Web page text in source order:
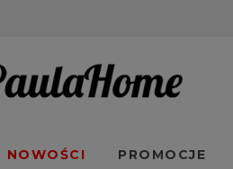
NOWOŚCI PROMOCJE